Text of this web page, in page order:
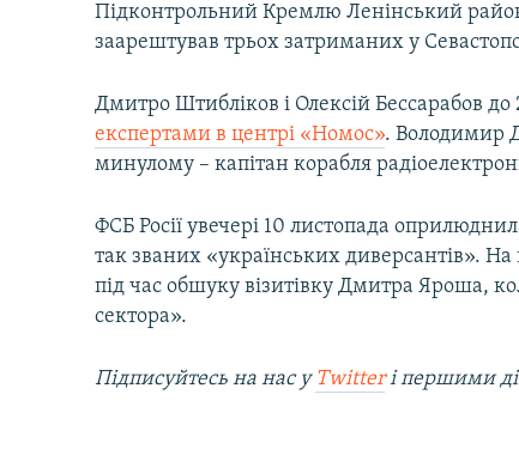
Підконтрольний Кремлю Ленінський
заарештував трьох затриманих у
Дмитро Штибліков і Олексій Бессарабов
експертами в центрі «Номос». Володимир
минулому – капітан корабля
ФСБ Росії увечері 10 листопада
так званих «українських диверсантів».
під час обшуку візитівку Дмитра Яроша,
сектора».
Підписуйтесь на наc у Twitterі першими